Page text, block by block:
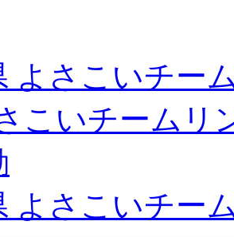
よさこいチー
こいチームリ
よさこいチー